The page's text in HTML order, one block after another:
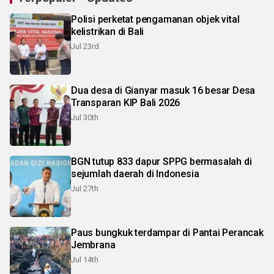
Polisi perketat pengamanan objek vital
kelistrikan di Bali
Jul 23rd
Dua desa di Gianyar masuk 16 besar Desa
Transparan KIP Bali 2026
Jul 30th
BGN tutup 833 dapur SPPG bermasalah di
sejumlah daerah di Indonesia
Jul 27th
Paus bungkuk terdampar di Pantai Perancak
Jembrana
Jul 14th